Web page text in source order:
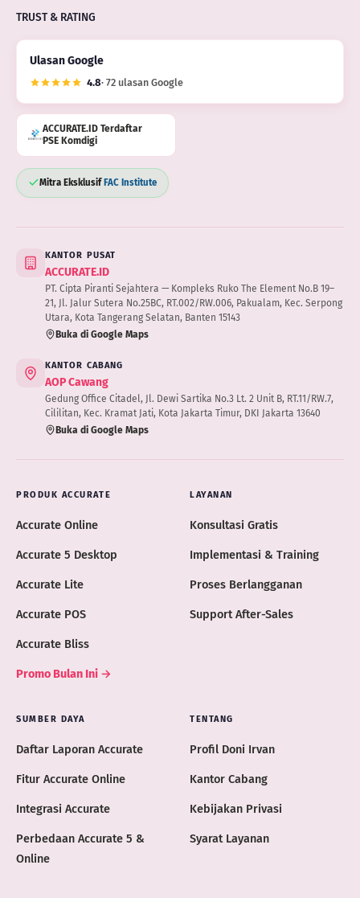
TRUST & RATING
Ulasan Google
4.8· 72 ulasan Google
ACCURATE.ID Terdaftar
PSE Komdigi
Mitra EksklusifFAC Institute
KANTOR PUSAT
ACCURATE.ID
PT. Cipta Piranti Sejahtera — Kompleks Ruko The Element No.B 19–
21, Jl. Jalur Sutera No.25BC, RT.002/RW.006, Pakualam, Kec. Serpong
Utara, Kota Tangerang Selatan, Banten 15143
Buka di Google Maps
KANTOR CABANG
AOP Cawang
Gedung Office Citadel, Jl. Dewi Sartika No.3 Lt. 2 Unit B, RT.11/RW.7,
Cililitan, Kec. Kramat Jati, Kota Jakarta Timur, DKI Jakarta 13640
Buka di Google Maps
PRODUK ACCURATE
Accurate Online
Accurate 5 Desktop
Accurate Lite
Accurate POS
Accurate Bliss
Promo Bulan Ini →
LAYANAN
Konsultasi Gratis
Implementasi & Training
Proses Berlangganan
Support After-Sales
SUMBER DAYA
Daftar Laporan Accurate
Fitur Accurate Online
Integrasi Accurate
Perbedaan Accurate 5 &
Online
TENTANG
Profil Doni Irvan
Kantor Cabang
Kebijakan Privasi
Syarat Layanan